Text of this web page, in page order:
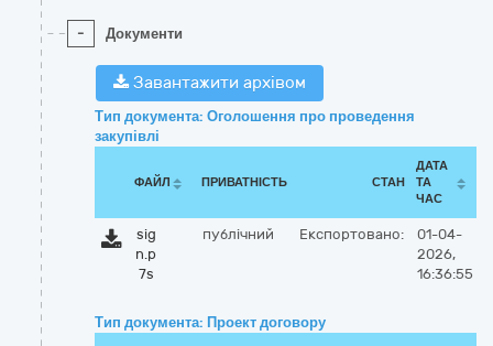
- Документи
Завантажити архівом
Тип документа: Оголошення про проведення
закупівлі
ФАЙЛ ПРИВАТНІСТЬ СТАН
ДАТА
ТА
ЧАС
sig
n.p
7s
публічний Експортовано:
01-04-
2026,
16:36:55
Тип документа: Проект договору